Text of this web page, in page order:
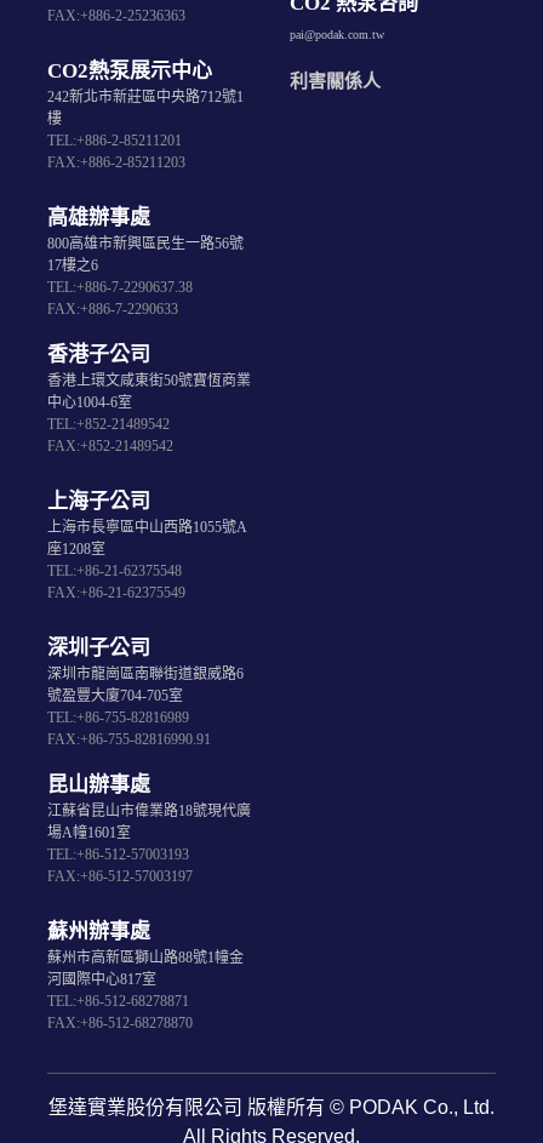
FAX:+886-2-25236363
CO2熱泵展示中心
242新北市新莊區中央路712號1
樓
TEL:+886-2-85211201
FAX:+886-2-85211203
高雄辦事處
800高雄市新興區民生一路56號
17樓之6
TEL:+886-7-2290637.38
FAX:+886-7-2290633
香港子公司
香港上環文咸東街50號寶恆商業
中心1004-6室
TEL:+852-21489542
FAX:+852-21489542
上海子公司
上海市長寧區中山西路1055號A
座1208室
TEL:+86-21-62375548
FAX:+86-21-62375549
深圳子公司
深圳市龍崗區南聯街道銀威路6
號盈豐大廈704-705室
TEL:+86-755-82816989
FAX:+86-755-82816990.91
昆山辦事處
江蘇省昆山市偉業路18號現代廣
場A幢1601室
TEL:+86-512-57003193
FAX:+86-512-57003197
蘇州辦事處
蘇州市高新區獅山路88號1幢金
河國際中心817室
TEL:+86-512-68278871
FAX:+86-512-68278870
pai@podak.com.tw
利害關係人
堡達實業股份有限公司 版權所有 © PODAK Co., Ltd.
All Rights Reserved.